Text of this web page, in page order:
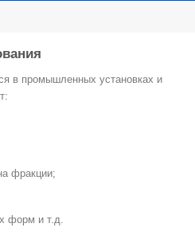
в промышленных установках и
фракции;
форм и т.д.